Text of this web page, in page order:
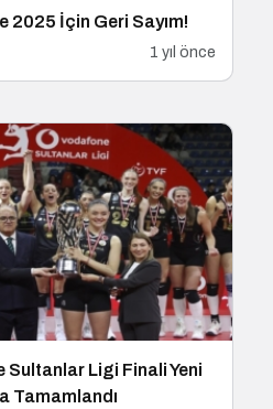
2025 İçin Geri Sayım!
1 yıl önce
Sultanlar Ligi Finali Yeni
Tamamlandı